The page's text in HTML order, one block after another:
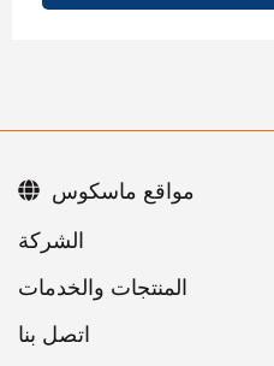
اتصل بنا
مواقع ماسكوس